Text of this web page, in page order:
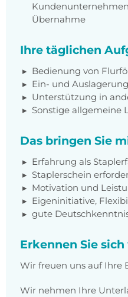
Übernahme
Ihre täglichen
Bedienung von
Ein- und
Unterstützung in
Sonstige allgemeine
Das bringen Sie
Erfahrung als
Staplerschein
Motivation und
Eigeninitiative,
gute
Erkennen Sie
Wir freuen uns auf Ihre
Wir nehmen Ihre